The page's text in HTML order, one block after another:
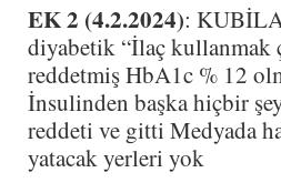
EK 2 (4.2.2024):
diyabetik “İlaç kullanmak
reddetmiş HbA1c % 12
İnsulinden başka hiçbir
reddeti ve gitti Medyada
yatacak yerleri yok